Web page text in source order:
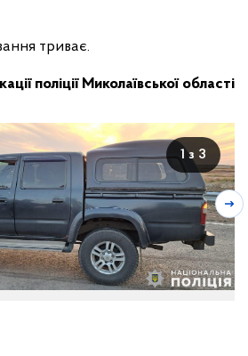
триває.
поліції Миколаївської області
1 з 3